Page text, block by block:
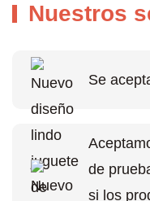
Nuestros
Se
de
si los